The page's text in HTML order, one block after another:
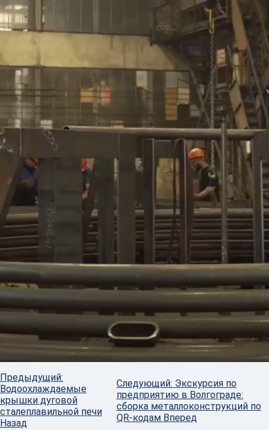
Оборудование
Блог
Наша команда
Документы
Контакты
Работать с нами просто
COMETAL подберет исполнителя среди проверенных
партнеров, согласует условия и сопроводит заказ на
всех этапах: от коммерческого предложения, до
контроля качества и логистики без поиска
подрядчиков и операционных рисков.
Оформить заказ
КАРТОЧКА ОРГАНИЗАЦИИ
Предыдущий:
Водоохлаждаемые
крышки дуговой
сталеплавильной печи
Назад
Следующий: Экскурсия по
предприятию в Волгограде:
сборка металлоконструкций по
QR-кодам Вперед